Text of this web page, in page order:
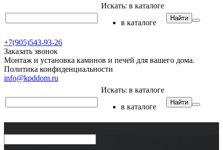
Искать: в каталоге
в каталоге
Найти
+7(905)543-93-26
Заказать звонок
Монтаж и установка каминов и печей для вашего дома.
Политика конфиденциальности
info@kpddom.ru
Искать: в каталоге
в каталоге
Найти